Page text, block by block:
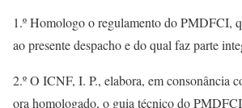
1.º Homologo o regulamento do PMDFCI,
ao presente despacho e do qual faz parte
2.º O ICNF, I. P., elabora, em consonância
ora homologado, o guia técnico do